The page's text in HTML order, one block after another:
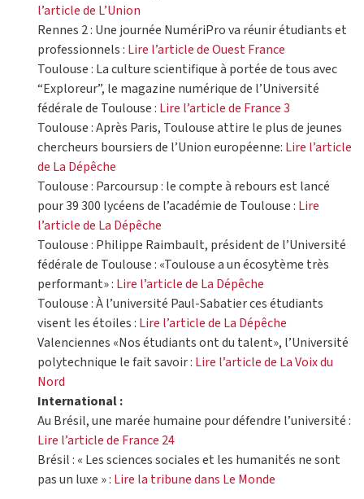
l’article de L’Union
Rennes 2 : Une journée NumériPro va réunir étudiants et
professionnels : Lire l’article de Ouest France
Toulouse : La culture scientifique à portée de tous avec
“Exploreur”, le magazine numérique de l’Université
fédérale de Toulouse : Lire l’article de France 3
Toulouse : Après Paris, Toulouse attire le plus de jeunes
chercheurs boursiers de l’Union européenne: Lire l’article
de La Dépêche
Toulouse : Parcoursup : le compte à rebours est lancé
pour 39 300 lycéens de l’académie de Toulouse : Lire
l’article de La Dépêche
Toulouse : Philippe Raimbault, président de l’Université
fédérale de Toulouse : «Toulouse a un écosytème très
performant» : Lire l’article de La Dépêche
Toulouse : À l’université Paul-Sabatier ces étudiants
visent les étoiles : Lire l’article de La Dépêche
Valenciennes «Nos étudiants ont du talent», l’Université
polytechnique le fait savoir : Lire l’article de La Voix du
Nord
International :
Au Brésil, une marée humaine pour défendre l’université :
Lire l’article de France 24
Brésil : « Les sciences sociales et les humanités ne sont
pas un luxe » : Lire la tribune dans Le Monde